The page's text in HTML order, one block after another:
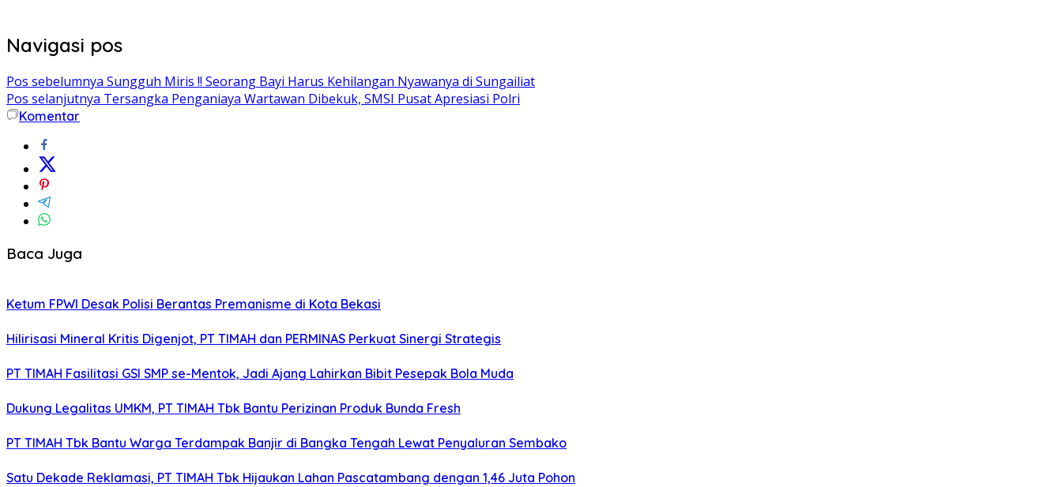
Navigasi pos
Pos sebelumnya Sungguh Miris !! Seorang Bayi Harus Kehilangan Nyawanya di Sungailiat
Pos selanjutnya Tersangka Penganiaya Wartawan Dibekuk, SMSI Pusat Apresiasi Polri
Komentar
Baca Juga
Ketum FPWI Desak Polisi Berantas Premanisme di Kota Bekasi
Hilirisasi Mineral Kritis Digenjot, PT TIMAH dan PERMINAS Perkuat Sinergi Strategis
PT TIMAH Fasilitasi GSI SMP se-Mentok, Jadi Ajang Lahirkan Bibit Pesepak Bola Muda
Dukung Legalitas UMKM, PT TIMAH Tbk Bantu Perizinan Produk Bunda Fresh
PT TIMAH Tbk Bantu Warga Terdampak Banjir di Bangka Tengah Lewat Penyaluran Sembako
Satu Dekade Reklamasi, PT TIMAH Tbk Hijaukan Lahan Pascatambang dengan 1,46 Juta Pohon